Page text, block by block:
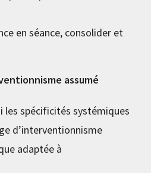
en séance, consolider et
assumé
les spécificités systémiques
d’interventionnisme
adaptée à